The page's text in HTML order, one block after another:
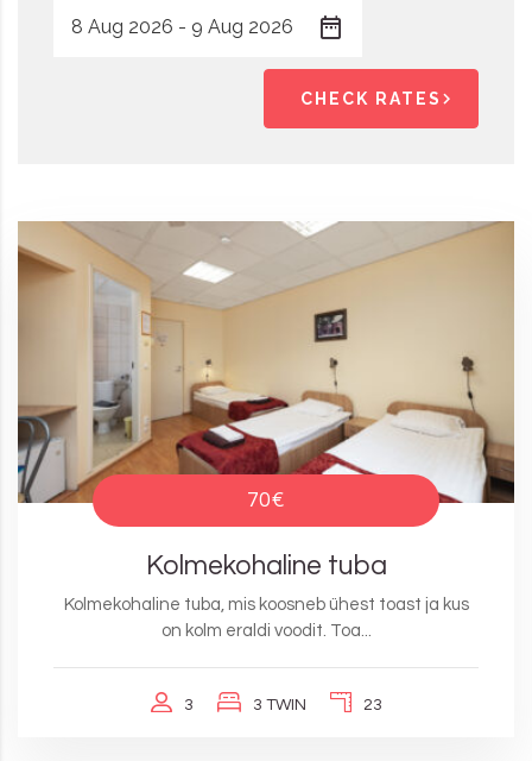
CHECK RATES
70€
Kolmekohaline tuba
Kolmekohaline tuba, mis koosneb ühest toast ja kus
on kolm eraldi voodit. Toa...
3 3 TWIN 23